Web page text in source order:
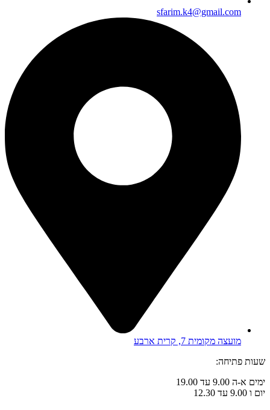
sfarim.k4@gmail.com
מועצה מקומית 7, קרית ארבע
שעות פתיחה:
ימים א-ה 9.00 עד 19.00
יום ו 9.00 עד 12.30